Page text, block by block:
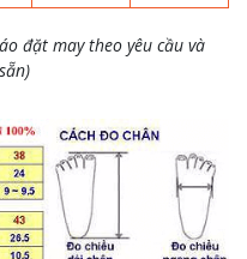
đặt may theo yêu cầu và